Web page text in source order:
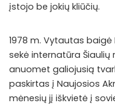
įstojo be jokių kliūčių.
1978 m. Vytautas
sekė internatūra Šiaulių
anuomet galiojusią
paskirtas į Naujosios
mėnesių jį iškvietė į